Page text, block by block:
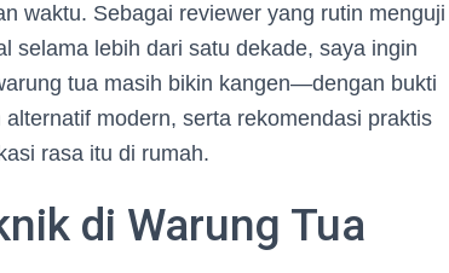
waktu. Sebagai reviewer yang rutin menguji
selama lebih dari satu dekade, saya ingin
tua masih bikin kangen—dengan bukti
modern, serta rekomendasi praktis
rasa itu di rumah.
di Warung Tua